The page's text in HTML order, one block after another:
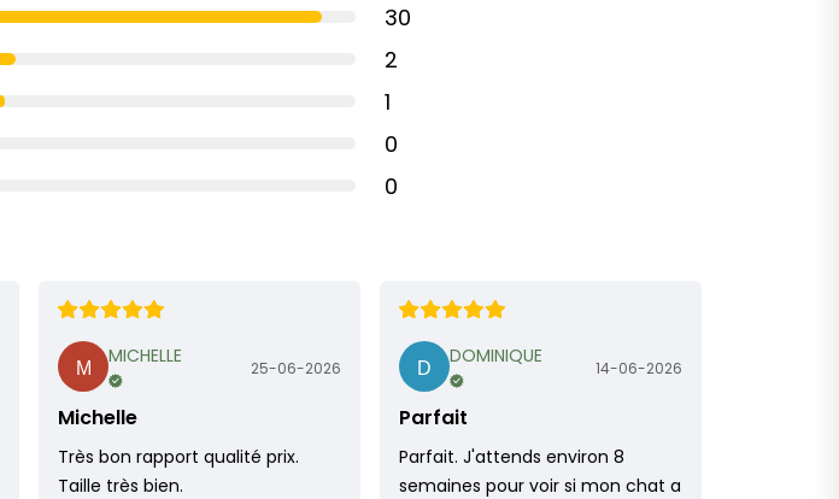
30
2
1
0
0
MICHELLE 25-06-2026
Michelle
Très bon rapport qualité prix.
Taille très bien.
DOMINIQUE 14-06-2026
Parfait
Parfait. J'attends environ 8
semaines pour voir si mon chat a